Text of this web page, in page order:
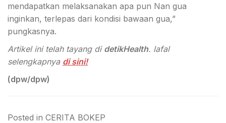
mendapatkan melaksanakan apa pun Nan gua
inginkan, terlepas dari kondisi bawaan gua,”
pungkasnya.
Artikel ini telah tayang di detikHealth. lafal
selengkapnya di sini!
(dpw/dpw)
Posted in CERITA BOKEP